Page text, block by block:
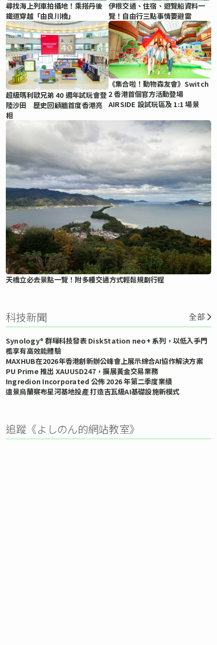
尋找海上列車拍攝地！乘搭丹後
鐵道穿越「由良川橋」
伊根交通、住宿、遊覽船資料一
覽！自由行三點事情要避雷
超級瑪利歐兄弟 40 週年試玩會登
陸沙田 歷史回顧牆首度香港亮
相
《集合啦！動物森友會》Switch
2 香港首個官方活動登場
AIRSIDE 設試玩區及 1:1 場景
天橋立必去景點一覽！附多種交通方式輕鬆規劃行程
科技新聞 全部
Synology® 群暉科技發表 DiskStation neo+ 系列，以低入手門
檻享有高效能體驗
MAXHUB在2026年香港創新辦公峰會上展示綜合AI協作解決方案
PU Prime 推出 XAUUSD247，擴展黃金交易業務
Ingredion Incorporated 公佈 2026 年第二季度業績
遠景烏蘭察布星河基地投產 打造吉瓦級AI基礎設施新模式
追蹤《よしのん的網站教室》